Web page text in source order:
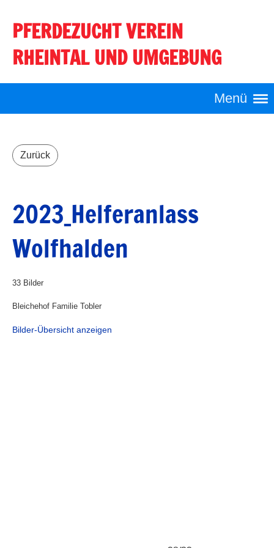
PFERDEZUCHT VEREIN
RHEINTAL UND UMGEBUNG
Menü
Zurück
2023_Helferanlass
Wolfhalden
33 Bilder
Bleichehof Familie Tobler
Bilder-Übersicht anzeigen